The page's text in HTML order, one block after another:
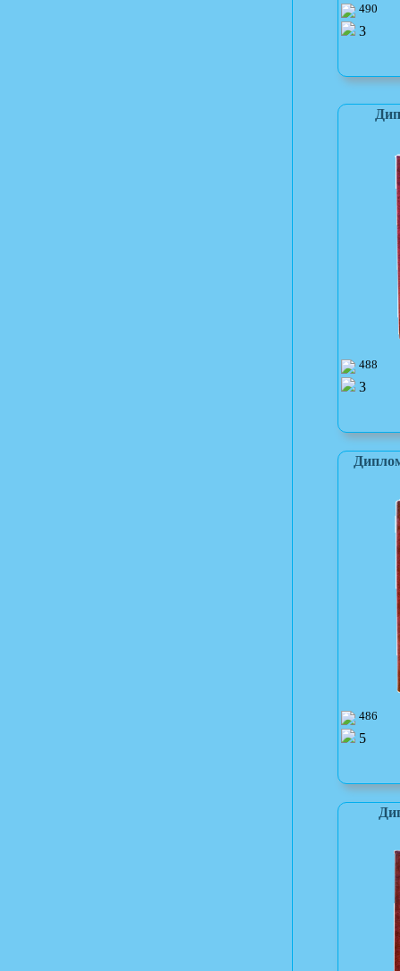
490
3
488
3
486
5